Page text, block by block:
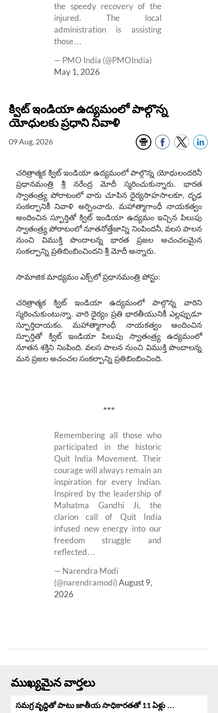
the speedy recovery of the
injured. The local
administration is assisting
those…
— PMO India (@PMOIndia)
May 1, 2026
క్విట్ ఇండియా ఉద్యమంలో పాల్గొన్న
యోధులకు ప్రధాని నివాళి
09 Aug, 2026
చరిత్రాత్మక క్విట్ ఇండియా ఉద్యమంలో పాల్గొన్న యోధులందరినీ
ప్రధానమంత్రి శ్రీ నరేంద్ర మోదీ స్మరించుకున్నారు.భారత
స్వాతంత్ర్య పోరాటంలో వారు చూపిన ధైర్యసాహసాలకూ,దృఢ
సంకల్పానికీ నివాళి అర్పించారు. మహాత్మాగాంధీ నాయకత్వం
అందించిన స్ఫూర్తితో క్విట్ ఇండియా ఉద్యమం ఇచ్చిన పిలుపు
స్వాతంత్ర్య పోరాటంలో నూతనోత్తేజాన్ని నింపిందనీ, వలస పాలన
నుంచి విముక్తి పొందాలన్న భారత ప్రజల అచంచలమైన
సంకల్పాన్ని ప్రతిబింబించిందని శ్రీ మోదీ అన్నారు.
సామాజిక మాధ్యమం ఎక్స్‌లో ప్రధానమంత్రి పోస్టు:
చరిత్రాత్మక క్విట్ ఇండియా ఉద్యమంలో పాల్గొన్న వారిని
స్మరించుకుంటున్నా. వారి ధైర్యం ప్రతి భారతీయునికీ ఎల్లప్పుడూ
స్ఫూర్తిదాయకం.మహాత్మాగాంధీ నాయకత్వం అందించిన
స్ఫూర్తితో క్విట్ ఇండియా పిలుపు స్వాతంత్ర్య ఉద్యమంలో
నూతన శక్తిని నింపింది. వలస పాలన నుంచి విముక్తి పొందాలన్న
మన ప్రజల అచంచల సంకల్పాన్ని ప్రతిబింబించింది.
***
Remembering all those who
participated in the historic
Quit India Movement. Their
courage will always remain an
inspiration for every Indian.
Inspired by the leadership of
Mahatma Gandhi Ji, the
clarion call of Quit India
infused new energy into our
freedom struggle and
reflected…
— Narendra Modi
(@narendramodi)August 9,
2026
ముఖ్యమైన వార్తలు
సమగ్ర వృద్ధి‌తో పాటు జాతీయ సాధికారతతో 11 ఏళ్లు …